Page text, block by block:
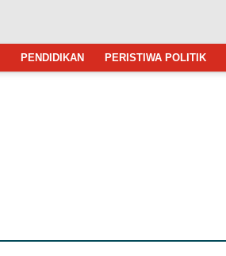
PENDIDIKAN PERISTIWA POLITIK